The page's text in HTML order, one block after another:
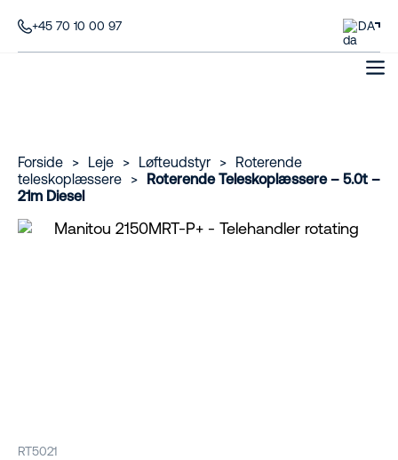
+45 70 10 00 97 DA
Forside > Leje > Løfteudstyr >
Roterende
teleskoplæssere
>
Roterende Teleskoplæssere – 5.0t –
21m Diesel
RT5021